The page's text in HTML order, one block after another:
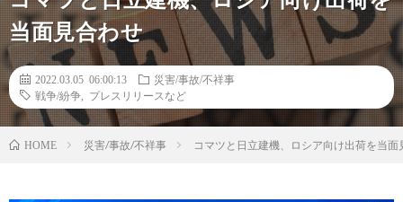
当面見合わせ
2022.03.05 06:00:13
災害/事故/不祥事
戦争/紛争
プレスリリースなど
HOME 災害/事故/不祥事 コマツと日立建機、ロシア向け出荷を当面